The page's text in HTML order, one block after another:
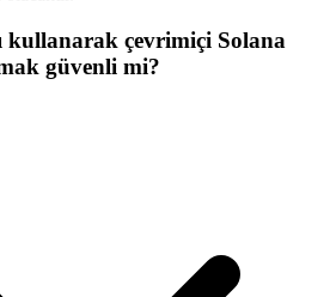
kullanarak çevrimiçi Solana
güvenli mi?